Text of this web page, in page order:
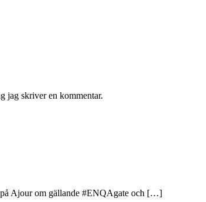
jag skriver en kommentar.
Ajour om gällande #ENQAgate och […]